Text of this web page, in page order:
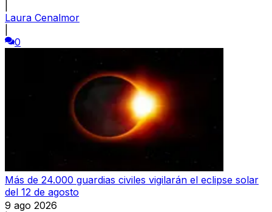
Laura Cenalmor
0
Más de 24.000 guardias civiles vigilarán el eclipse solar
del 12 de agosto
9 ago 2026